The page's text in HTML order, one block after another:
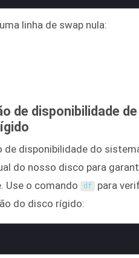
linha de swap nula:
de disponibilidade de
de disponibilidade do
do nosso disco para
Use o comando
df para
do disco rígido: